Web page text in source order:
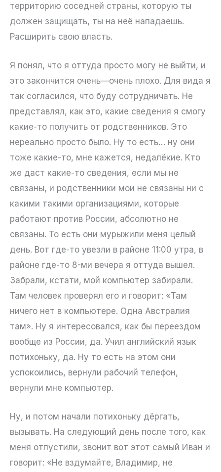
территорию соседней страны, которую ты
должен защищать, ты на неё нападаешь.
Расширить свою власть.
Я понял, что я оттуда просто могу не выйти, и
это закончится очень—очень плохо. Для вида я
так согласился, что буду сотрудничать. Не
представлял, как это, какие сведения я смогу
какие-то получить от родственников. Это
нереально просто было. Ну то есть… ну они
тоже какие-то, мне кажется, недалёкие. Кто
же даст какие-то сведения, если мы не
связаны, и родственники мои не связаны ни с
какими такими организациями, которые
работают против России, абсолютно не
связаны. То есть они мурыжили меня целый
день. Вот где-то увезли в районе 11:00 утра, в
районе где-то 8-ми вечера я оттуда вышел.
Забрали, кстати, мой компьютер забирали.
Там человек проверял его и говорит: «Там
ничего нет в компьютере. Одна Австралия
там». Ну я интересовался, как бы переездом
вообще из России, да. Учил английский язык
потихоньку, да. Ну то есть на этом они
успокоились, вернули рабочий телефон,
вернули мне компьютер.
Ну, и потом начали потихоньку дёргать,
вызывать. На следующий день после того, как
меня отпустили, звонит вот этот самый Иван и
говорит: «Не вздумайте, Владимир, не